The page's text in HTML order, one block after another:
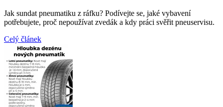
Jak sundat pneumatiku z ráfku? Podívejte se, jaké vybavení
potřebujete, proč nepoužívat zvedák a kdy práci svěřit pneuservisu.
Celý článek